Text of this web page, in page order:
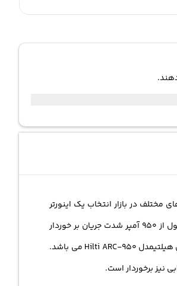
در بازار انتخاب یک اینورتر
جوشکاری با کیفیت سخت و دشوار شده است. ما به عنوان یک فروشگاه اینترنتی به شما اینورتر جوشکاری هیلتی مدل Hilti ARC-950 را معرفی می کنیم. این محصول از 950 آمپر شدت جریان بر خوردار
است که می توان گفت دارای قدرت کافی برای یک جوش کاری با کیفیت را به همراه دارد.انبر جوش, بند آویز, ماسک محافظ از لوازم جانبی و همراه این اینورتر جوشکاری هیلتیمدل Hilti ARC-950 می باشد.
برخوردار است.